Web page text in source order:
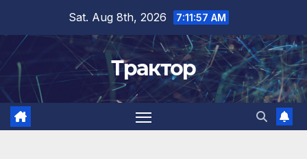
content
Sat. Aug 8th, 2026 7:11:57 AM
Трактор